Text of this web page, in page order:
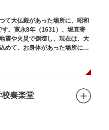
て大仏殿があった場所に、昭和
。寛永8年（1631）、堀直寄
震や火災で倒壊し、現在は、大
めて、お身体があった場所にパ
校奏楽堂